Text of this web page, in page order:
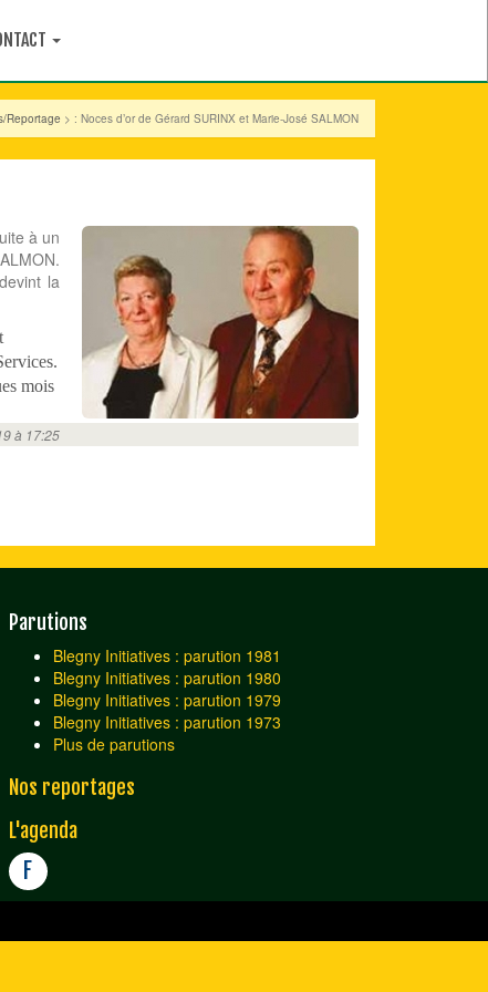
Reportage > : Noces d’or de Gérard SURINX et Marie-José SALMON
à un
la
mois
à 17:25
Parutions
Blegny Initiatives : parution 1981
Blegny Initiatives : parution 1980
Blegny Initiatives : parution 1979
Blegny Initiatives : parution 1973
Plus de parutions
Nos reportages
L'agenda
F